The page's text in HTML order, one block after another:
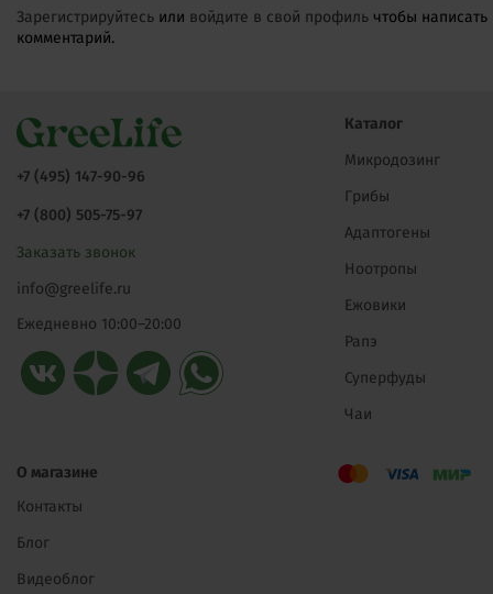
Зарегистрируйтесь или войдите в свой профиль чтобы написать
комментарий.
+7 (495) 147-90-96
+7 (800) 505-75-97
Заказать звонок
info@greelife.ru
Ежедневно 10:00–20:00
Каталог
Микродозинг
Грибы
Адаптогены
Ноотропы
Ежовики
Рапэ
Суперфуды
Чаи
О магазине
Контакты
Блог
Видеоблог